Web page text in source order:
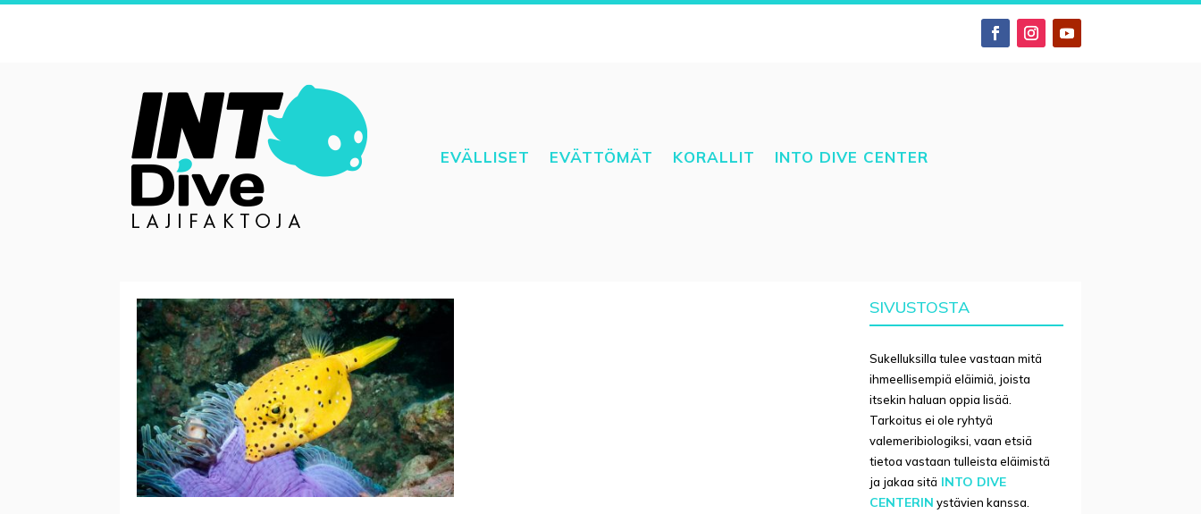
EVÄLLISET EVÄTTÖMÄT KORALLIT INTO DIVE CENTER
SIVUSTOSTA
Sukelluksilla tulee vastaan mitä
ihmeellisempiä eläimiä, joista
itsekin haluan oppia lisää.
Tarkoitus ei ole ryhtyä
valemeribiologiksi, vaan etsiä
tietoa vastaan tulleista eläimistä
ja jakaa sitä INTO DIVE
CENTERIN ystävien kanssa.